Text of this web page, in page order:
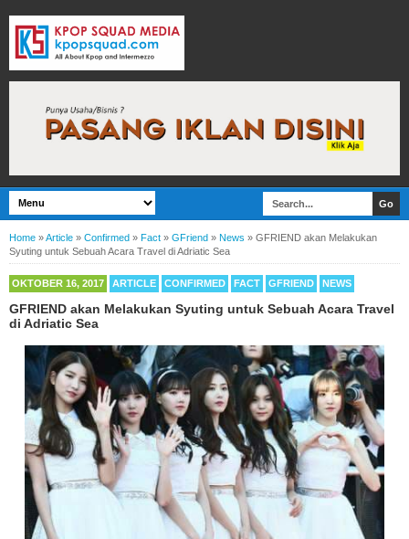
Home »Article » Confirmed » Fact » GFriend » News » GFRIEND akan Melakukan
Syuting untuk Sebuah Acara Travel di Adriatic Sea
OKTOBER 16, 2017 ARTICLE CONFIRMED FACT GFRIEND NEWS
GFRIEND akan Melakukan Syuting untuk Sebuah Acara Travel
di Adriatic Sea